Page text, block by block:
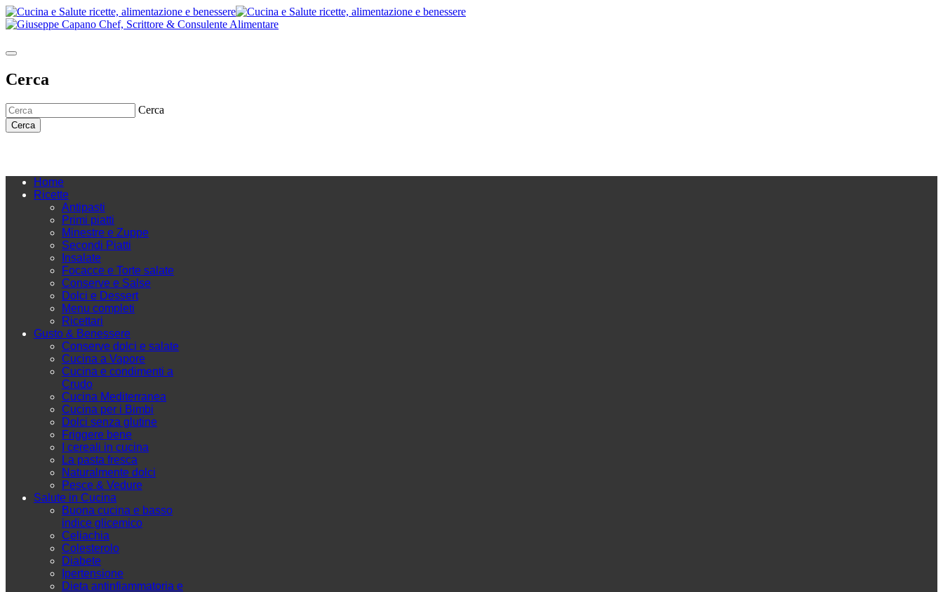
Cerca
Cerca
Cerca
Home
Ricette
Antipasti
Primi piatti
Minestre e Zuppe
Secondi Piatti
Insalate
Focacce e Torte salate
Conserve e Salse
Dolci e Dessert
Menu completi
Ricettari
Gusto & Benessere
Conserve dolci e salate
Cucina a Vapore
Cucina e condimenti a
Crudo
Cucina Mediterranea
Cucina per i Bimbi
Dolci senza glutine
Friggere bene
I cereali in cucina
La pasta fresca
Naturalmente dolci
Pesce & Vedure
Salute in Cucina
Buona cucina e basso
indice glicemico
Celiachia
Colesterolo
Diabete
Ipertensione
Dieta antinfiammatoria e